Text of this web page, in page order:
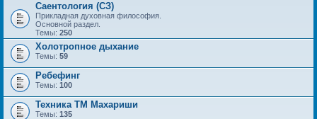
Саентология (СЗ)
Прикладная духовная философия.
Основной раздел.
Темы: 250
Холотропное дыхание
Темы: 59
Ребефинг
Темы: 100
Техника ТМ Махариши
Темы: 135